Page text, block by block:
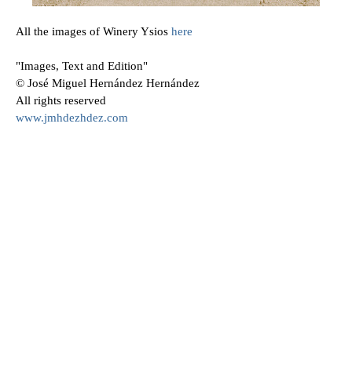
All the images of Winery Ysios here
"Images, Text and Edition"
© José Miguel Hernández Hernández
All rights reserved
www.jmhdezhdez.com